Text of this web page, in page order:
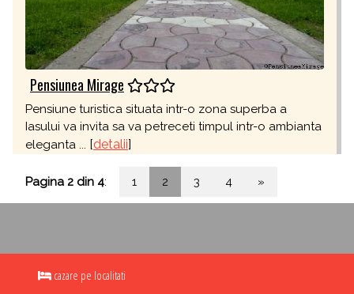
Pensiunea Mirage
Pensiune turistica situata intr-o zona superba a
Iasului va invita sa va petreceti timpul intr-o ambianta
eleganta ... [detalii]
Pagina 2 din 4: 1 2 3 4 »
cazare pe localitati